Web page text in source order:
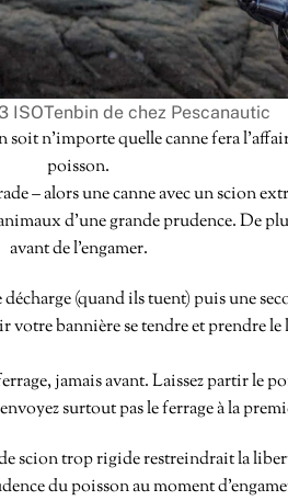
ISOTenbin de chez Pescanautic
n’importe quelle canne fera
poisson.
– alors une canne avec un scion
d’une grande prudence. De
avant de l’engamer.
(quand ils tuent) puis une
votre bannière se tendre et prendre le
jamais avant. Laissez partir le
surtout pas le ferrage à la
scion trop rigide restreindrait la
du poisson au moment